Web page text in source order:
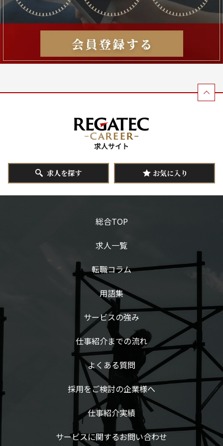
求人を探す お気に入り
総合TOP
求人一覧
転職コラム
用語集
サービスの強み
仕事紹介までの流れ
よくある質問
採用をご検討の企業様へ
仕事紹介実績
サービスに関するお問い合わせ